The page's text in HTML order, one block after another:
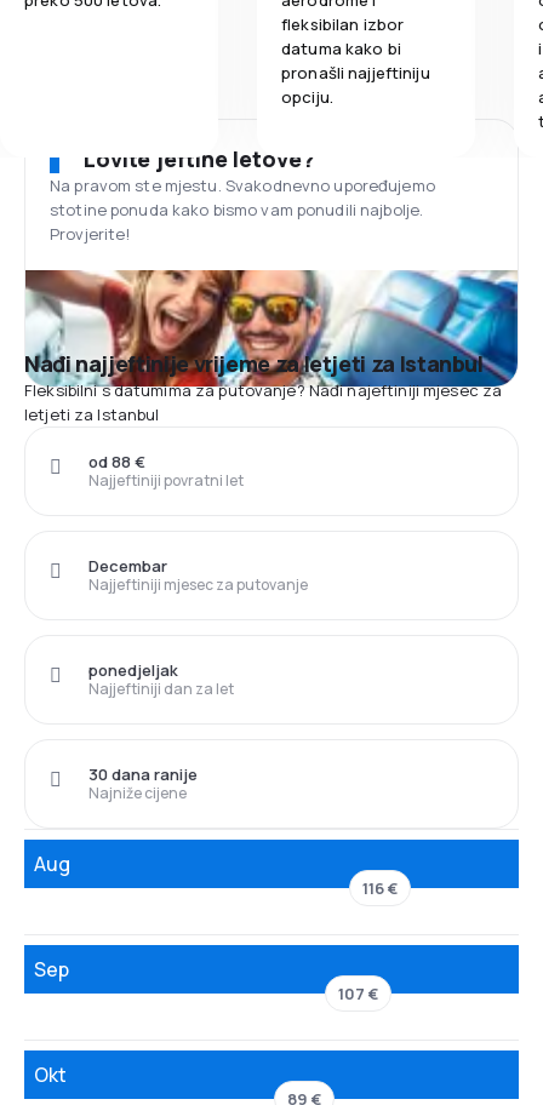
fleksibilan izbor
datuma kako bi
pronašli najjeftiniju
opciju.
Lovite jeftine letove?
Na pravom ste mjestu. Svakodnevno upoređujemo
stotine ponuda kako bismo vam ponudili najbolje.
Provjerite!
Nađi najjeftinije vrijeme za letjeti za Istanbul
Fleksibilni s datumima za putovanje? Nađi najeftiniji mjesec za
letjeti za Istanbul
Najjeftiniji povratni let
od 88 €
Najjeftiniji mjesec za putovanje
Decembar
Najjeftiniji dan za let
ponedjeljak
Najniže cijene
30 dana ranije
Aug
116 €
Sep
107 €
Okt
89 €